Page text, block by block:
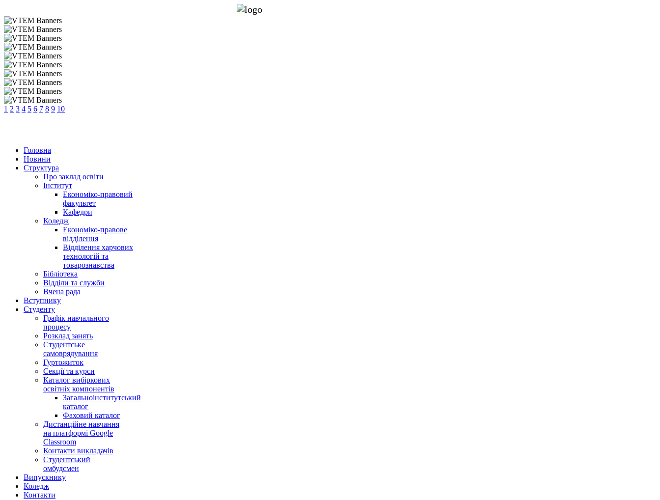
1 2 3 4 5 6 7 8 9 10
Головна
Новини
Структура
Про заклад освіти
Інститут
Економіко-правовий
факультет
Кафедри
Коледж
Економіко-правове
відділення
Відділення харчових
технологій та
товарознавства
Бібліотека
Відділи та служби
Вчена рада
Вступнику
Студенту
Графік навчального
процесу
Розклад занять
Студентське
самоврядування
Гуртожиток
Секції та курси
Каталог вибіркових
освітніх компонентів
Загальноінститутський
каталог
Фаховий каталог
Дистанційне навчання
на платформі Google
Classroom
Контакти викладачів
Студентський
омбудсмен
Випускнику
Коледж
Контакти